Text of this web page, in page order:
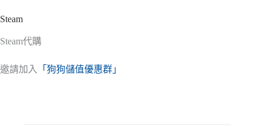
Steam
Steam代購
邀請加入 「狗狗儲值優惠群」